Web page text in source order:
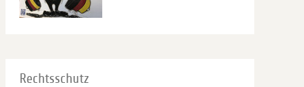
Rechtsschutz